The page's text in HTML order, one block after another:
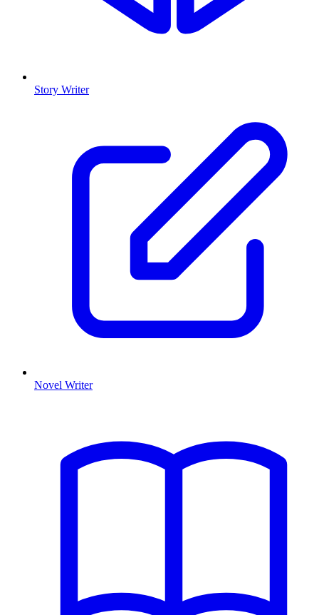
Story Writer
Novel Writer